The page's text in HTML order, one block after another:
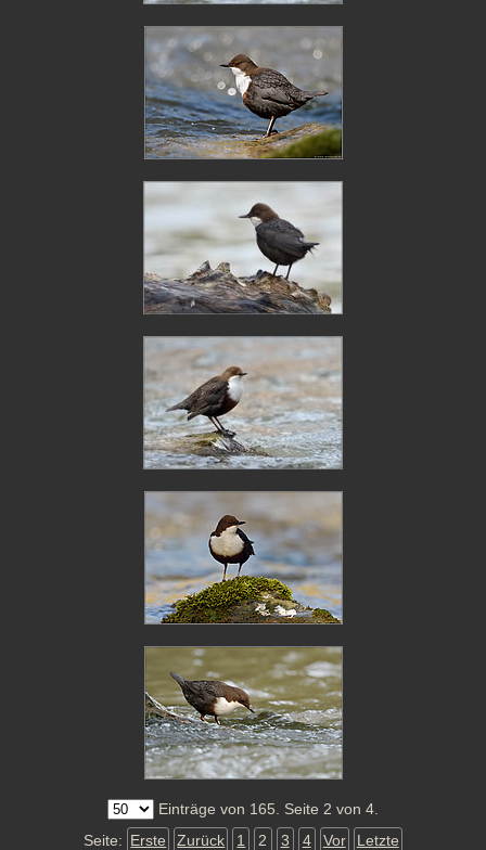
Einträge von 165. Seite 2 von 4.
Seite: Erste Zurück 1 2 3 4 Vor Letzte